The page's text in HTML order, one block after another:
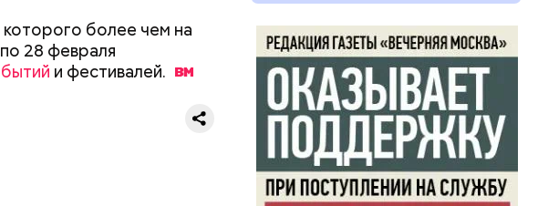
более чем на
28 февраля
и фестивалей.